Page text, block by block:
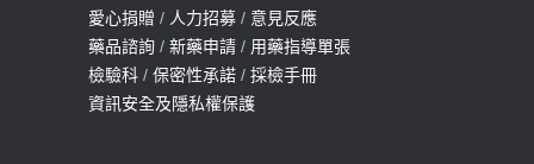
愛心捐贈 / 人力招募 / 意見反應
藥品諮詢 / 新藥申請 / 用藥指導單張
檢驗科 / 保密性承諾 / 採檢手冊
資訊安全及隱私權保護